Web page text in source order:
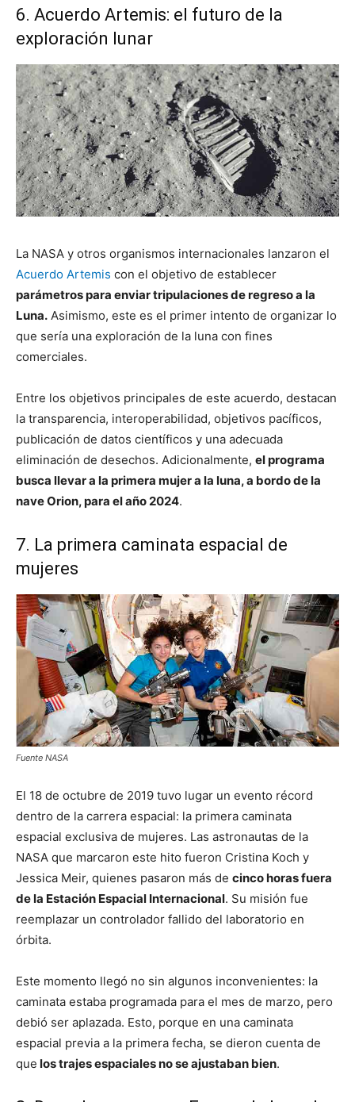
6. Acuerdo Artemis: el futuro de la
exploración lunar
La NASA y otros organismos internacionales lanzaron el
Acuerdo Artemis con el objetivo de establecer
parámetros para enviar tripulaciones de regreso a la
Luna. Asimismo, este es el primer intento de organizar lo
que sería una exploración de la luna con fines
comerciales.
Entre los objetivos principales de este acuerdo, destacan
la transparencia, interoperabilidad, objetivos pacíficos,
publicación de datos científicos y una adecuada
eliminación de desechos. Adicionalmente, el programa
busca llevar a la primera mujer a la luna, a bordo de la
nave Orion, para el año 2024.
7. La primera caminata espacial de
mujeres
Fuente NASA
El 18 de octubre de 2019 tuvo lugar un evento récord
dentro de la carrera espacial: la primera caminata
espacial exclusiva de mujeres. Las astronautas de la
NASA que marcaron este hito fueron Cristina Koch y
Jessica Meir, quienes pasaron más de cinco horas fuera
de la Estación Espacial Internacional. Su misión fue
reemplazar un controlador fallido del laboratorio en
órbita.
Este momento llegó no sin algunos inconvenientes: la
caminata estaba programada para el mes de marzo, pero
debió ser aplazada. Esto, porque en una caminata
espacial previa a la primera fecha, se dieron cuenta de
que los trajes espaciales no se ajustaban bien.